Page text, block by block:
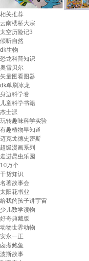
相关推荐
云南楼桥大宗
太空历险记3
倾听自然
dk生物
恐龙科普知识
奥雪贝尔
矢量图看图器
dk单刷冰龙
身边科学卷
儿童科学书籍
杰士派
玩转趣味科学实验
有趣植物早知道
迈克戈德史密斯
超级漫画系列
走进昆虫乐园
10万个
干货知识
名著故事会
太阳花书业
给我的孩子讲宇宙
少儿数学读物
好奇典藏版
动物世界动物
安永一正
卤煮鲍鱼
波斯故事